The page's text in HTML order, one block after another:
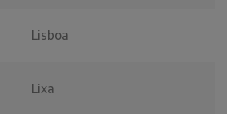
Lisboa
Lixa